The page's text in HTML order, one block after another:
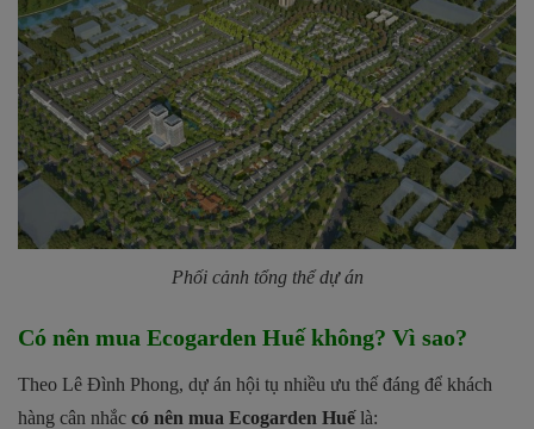
Phối cảnh tổng thể dự án
Có nên mua Ecogarden Huế không? Vì sao?
Theo Lê Đình Phong, dự án hội tụ nhiều ưu thế đáng để khách
hàng cân nhắc có nên mua Ecogarden Huếlà: